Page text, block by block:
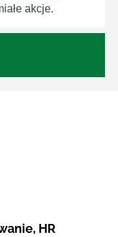
akcje.
, HR